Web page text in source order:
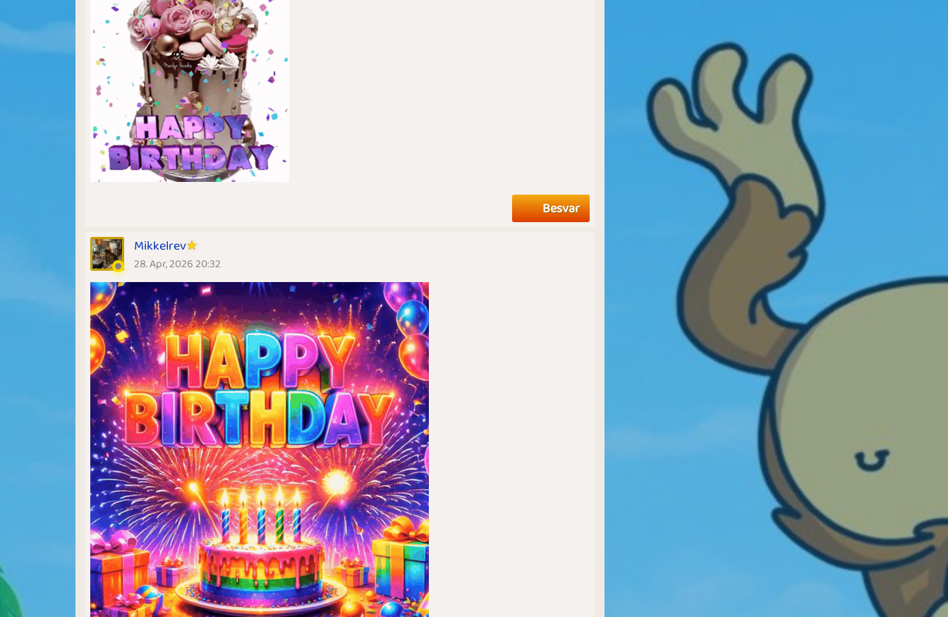
Besvar
Mikkelrev
28. Apr, 2026 20:32